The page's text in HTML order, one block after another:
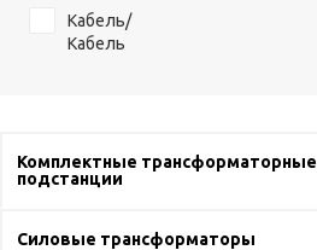
Кабель/
Кабель
Комплектные трансформаторные
подстанции
Силовые трансформаторы